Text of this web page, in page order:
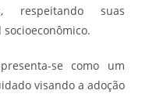
respeitando suas
se como um
visando a adoção